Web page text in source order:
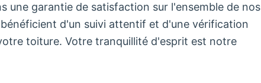
une garantie de satisfaction sur l'ensemble de nos
d'un suivi attentif et d'une vérification
toiture. Votre tranquillité d'esprit est notre